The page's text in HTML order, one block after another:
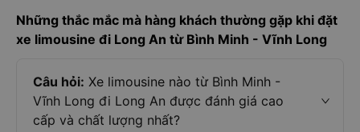
Những thắc mắc mà hàng khách thường gặp khi đặt
xe limousine đi Long An từ Bình Minh - Vĩnh Long
Câu hỏi: Xe limousine nào từ Bình Minh -
Vĩnh Long đi Long An được đánh giá cao
cấp và chất lượng nhất?